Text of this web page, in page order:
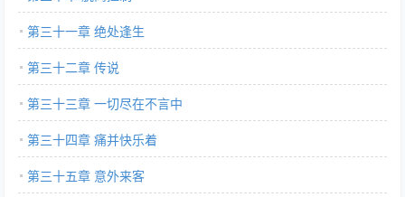
第三十一章 绝处逢生
第三十二章 传说
第三十三章 一切尽在不言中
第三十四章 痛并快乐着
第三十五章 意外来客